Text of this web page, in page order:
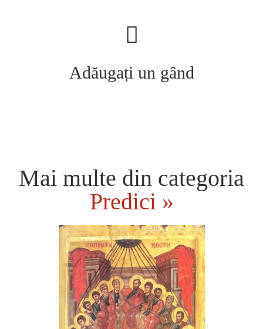
Adăugați un gând
Mai multe din categoria
Predici »